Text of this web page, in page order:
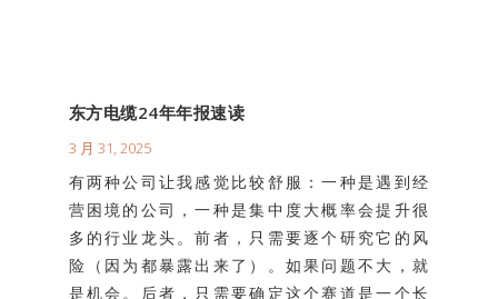
东方电缆24年年报速读
3 月 31, 2025
有两种公司让我感觉比较舒服：一种是遇到经
营困境的公司，一种是集中度大概率会提升很
多的行业龙头。前者，只需要逐个研究它的风
险（因为都暴露出来了）。如果问题不大，就
是机会。后者，只需要确定这个赛道是一个长